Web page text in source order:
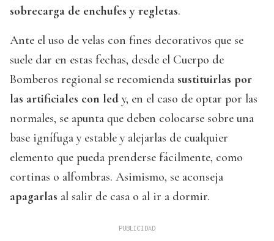
sobrecarga de enchufes y regletas.
Ante el uso de velas con fines decorativos que se
suele dar en estas fechas, desde el Cuerpo de
Bomberos regional se recomienda sustituirlas por
las artificiales con led y, en el caso de optar por las
normales, se apunta que deben colocarse sobre una
base ignífuga y estable y alejarlas de cualquier
elemento que pueda prenderse fácilmente, como
cortinas o alfombras. Asimismo, se aconseja
apagarlas al salir de casa o al ir a dormir.